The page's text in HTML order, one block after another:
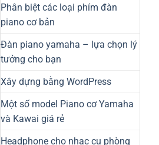
Phân biệt các loại phím đàn
piano cơ bản
Đàn piano yamaha – lựa chọn lý
tưởng cho bạn
Xây dựng bằng WordPress
Một số model Piano cơ Yamaha
và Kawai giá rẻ
Headphone cho nhạc cụ phòng